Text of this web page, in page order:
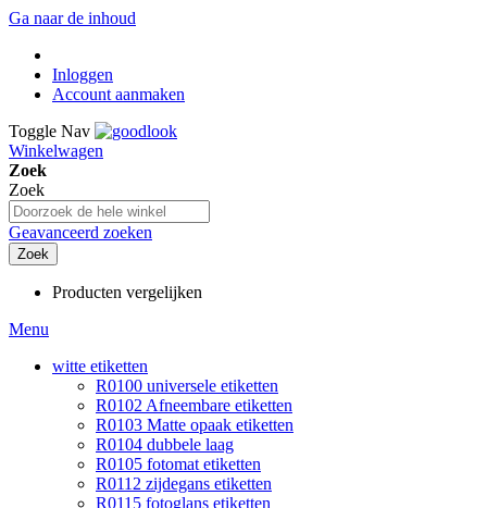
Ga naar de inhoud
Inloggen
Account aanmaken
Toggle Nav
Winkelwagen
Zoek
Zoek
Geavanceerd zoeken
Zoek
Producten vergelijken
Menu
witte etiketten
R0100 universele etiketten
R0102 Afneembare etiketten
R0103 Matte opaak etiketten
R0104 dubbele laag
R0105 fotomat etiketten
R0112 zijdegans etiketten
R0115 fotoglans etiketten